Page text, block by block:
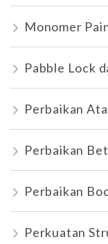
Monomer
Pabble Lock
Perbaikan
Perbaikan
Perbaikan
Perkuatan